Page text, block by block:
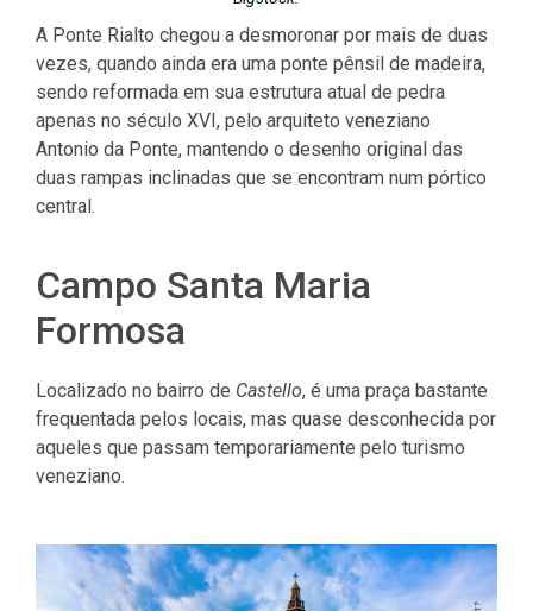
A Ponte Rialto chegou a desmoronar por mais de duas
vezes, quando ainda era uma ponte pênsil de madeira,
sendo reformada em sua estrutura atual de pedra
apenas no século XVI, pelo arquiteto veneziano
Antonio da Ponte, mantendo o desenho original das
duas rampas inclinadas que se encontram num pórtico
central.
Campo Santa Maria
Formosa
Localizado no bairro de Castello, é uma praça bastante
frequentada pelos locais, mas quase desconhecida por
aqueles que passam temporariamente pelo turismo
veneziano.